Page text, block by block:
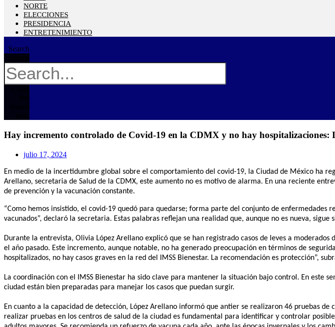
NORTE
ELECCIONES
PRESIDENCIA
ENTRETENIMIENTO
Search
Hay incremento controlado de Covid-19 en la CDMX y no hay hospitalizaciones:
julio 17, 2024
En medio de la incertidumbre global sobre el comportamiento del covid-19, la Ciudad de México ha
Arellano, secretaria de Salud de la CDMX, este aumento no es motivo de alarma. En una reciente
de prevención y la vacunación constante.
“Como hemos insistido, el covid-19 quedó para quedarse; forma parte del conjunto de enfermedades
vacunados”, declaró la secretaria. Estas palabras reflejan una realidad que, aunque no es nueva,
Durante la entrevista, Olivia López Arellano explicó que se han registrado casos de leves a
el año pasado. Este incremento, aunque notable, no ha generado preocupación en términos de
hospitalizados, no hay casos graves en la red del IMSS Bienestar. La recomendación es protección”,
La coordinación con el IMSS Bienestar ha sido clave para mantener la situación bajo control. En este
ciudad están bien preparadas para manejar los casos que puedan surgir.
En cuanto a la capacidad de detección, López Arellano informó que antier se realizaron 46 pruebas de
realizar pruebas en los centros de salud de la ciudad es fundamental para identificar y controlar